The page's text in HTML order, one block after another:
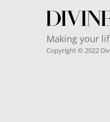
Making your
Copyright © 2022